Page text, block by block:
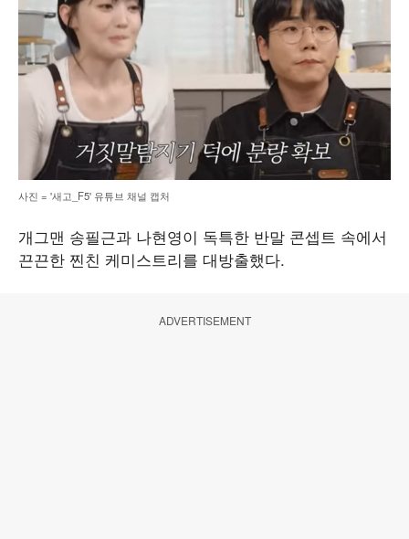
사진 = '새고_F5' 유튜브 채널 캡처
개그맨 송필근과 나현영이 독특한 반말 콘셉트 속에서
끈끈한 찐친 케미스트리를 대방출했다.
ADVERTISEMENT